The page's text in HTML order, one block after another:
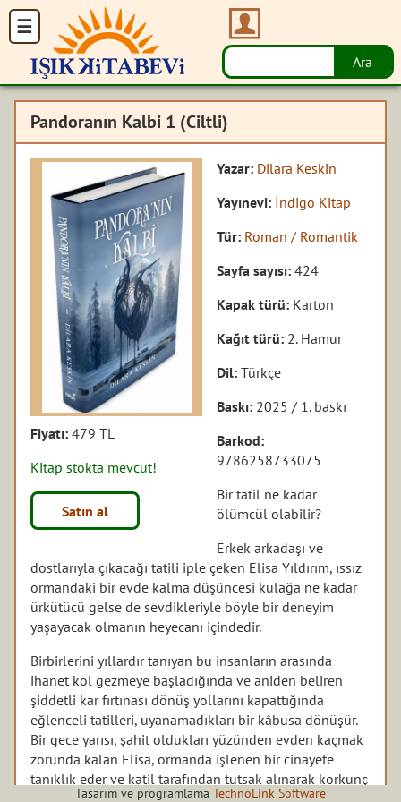
Pandoranın Kalbi 1 (Ciltli)
Fiyatı:479 TL
Kitap stokta mevcut!
Satın al
Yazar: Dilara Keskin
Yayınevi: İndigo Kitap
Tür: Roman / Romantik
Sayfa sayısı:424
Kapak türü: Karton
Kağıt türü: 2. Hamur
Dil:Türkçe
Baskı: 2025 / 1. baskı
Barkod:
9786258733075
Bir tatil ne kadar
ölümcül olabilir?
Erkek arkadaşı ve
dostlarıyla çıkacağı tatili iple çeken Elisa Yıldırım, ıssız
ormandaki bir evde kalma düşüncesi kulağa ne kadar
ürkütücü gelse de sevdikleriyle böyle bir deneyim
yaşayacak olmanın heyecanı içindedir.
Birbirlerini yıllardır tanıyan bu insanların arasında
ihanet kol gezmeye başladığında ve aniden beliren
şiddetli kar fırtınası dönüş yollarını kapattığında
eğlenceli tatilleri, uyanamadıkları bir kâbusa dönüşür.
Bir gece yarısı, şahit oldukları yüzünden evden kaçmak
zorunda kalan Elisa, ormanda işlenen bir cinayete
tanıklık eder ve katil tarafından tutsak alınarak korkunç
bir hayatta kalma mücadelesinin ortasına düşer.
Tasarım ve programlama TechnoLink Software